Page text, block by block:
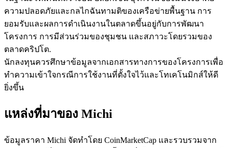
เป็นเทรดเดอร์คัดลอก
เพลิดเพลินกับการแบ่งปันผลกำไรและค่าคอมมิชชั่นการคัด
ลอกการซื้อขาย
ความปลอดภัยและกลไกฉันทามติของเครือข่ายพื้นฐาน การ
ยอมรับและผลการดำเนินงานในตลาดขึ้นอยู่กับการพัฒนา
โครงการ การมีส่วนร่วมของชุมชน และสภาวะโดยรวมของ
ตลาดคริปโต.
นักลงทุนควรศึกษาข้อมูลจากเอกสารทางการของโครงการเพื่อ
ทำความเข้าใจกรณีการใช้งานที่ตั้งใจไว้และโทเคโนมิกส์ให้ดี
ยิ่งขึ้น
แหล่งที่มาของ Michi
ข้อมูลราคา Michi จัดทำโดย CoinMarketCap และรวบรวมจาก